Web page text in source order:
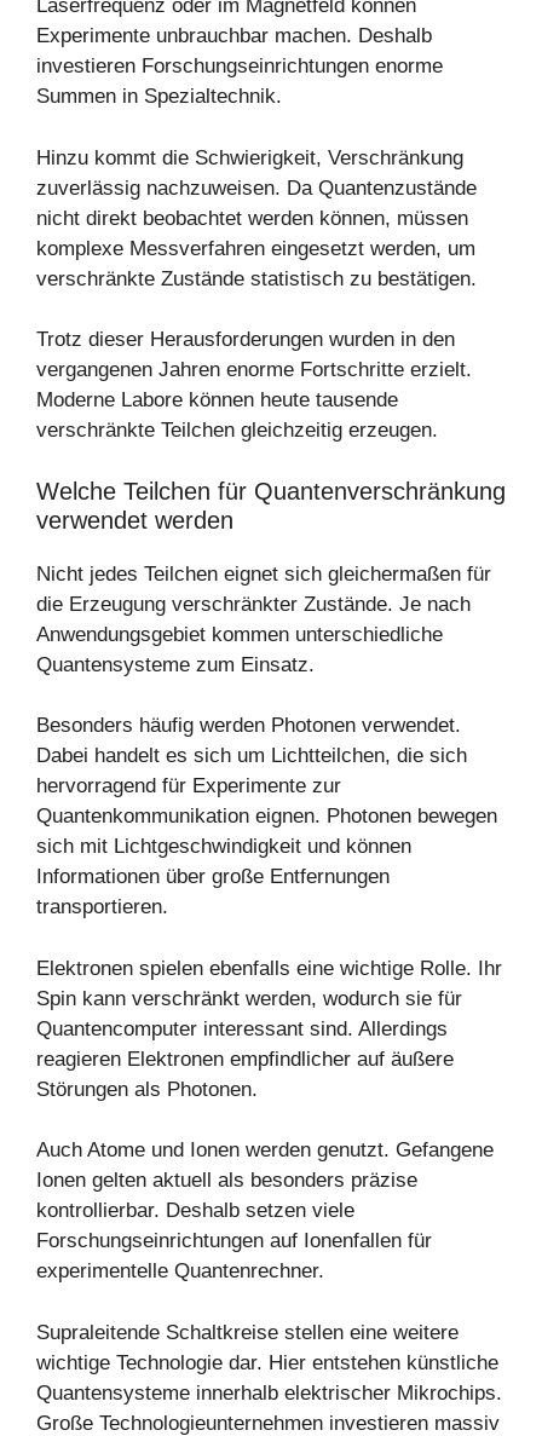
Laserfrequenz oder im Magnetfeld können
Experimente unbrauchbar machen. Deshalb
investieren Forschungseinrichtungen enorme
Summen in Spezialtechnik.
Hinzu kommt die Schwierigkeit, Verschränkung
zuverlässig nachzuweisen. Da Quantenzustände
nicht direkt beobachtet werden können, müssen
komplexe Messverfahren eingesetzt werden, um
verschränkte Zustände statistisch zu bestätigen.
Trotz dieser Herausforderungen wurden in den
vergangenen Jahren enorme Fortschritte erzielt.
Moderne Labore können heute tausende
verschränkte Teilchen gleichzeitig erzeugen.
Welche Teilchen für Quantenverschränkung
verwendet werden
Nicht jedes Teilchen eignet sich gleichermaßen für
die Erzeugung verschränkter Zustände. Je nach
Anwendungsgebiet kommen unterschiedliche
Quantensysteme zum Einsatz.
Besonders häufig werden Photonen verwendet.
Dabei handelt es sich um Lichtteilchen, die sich
hervorragend für Experimente zur
Quantenkommunikation eignen. Photonen bewegen
sich mit Lichtgeschwindigkeit und können
Informationen über große Entfernungen
transportieren.
Elektronen spielen ebenfalls eine wichtige Rolle. Ihr
Spin kann verschränkt werden, wodurch sie für
Quantencomputer interessant sind. Allerdings
reagieren Elektronen empfindlicher auf äußere
Störungen als Photonen.
Auch Atome und Ionen werden genutzt. Gefangene
Ionen gelten aktuell als besonders präzise
kontrollierbar. Deshalb setzen viele
Forschungseinrichtungen auf Ionenfallen für
experimentelle Quantenrechner.
Supraleitende Schaltkreise stellen eine weitere
wichtige Technologie dar. Hier entstehen künstliche
Quantensysteme innerhalb elektrischer Mikrochips.
Große Technologieunternehmen investieren massiv